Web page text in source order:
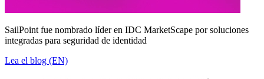
SailPoint fue nombrado líder en IDC MarketScape por soluciones
integradas para seguridad de identidad
Lea el blog (EN)